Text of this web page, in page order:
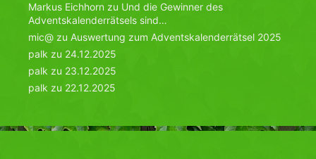
Markus Eichhorn zu Und die Gewinner des
Adventskalenderrätsels sind…
mic@ zu Auswertung zum Adventskalenderrätsel 2025
palk zu 24.12.2025
palk zu 23.12.2025
palk zu 22.12.2025